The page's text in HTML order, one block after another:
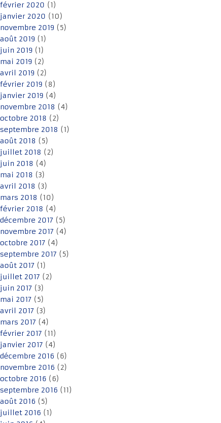
février 2020 (1)
janvier 2020 (10)
novembre 2019 (5)
août 2019 (1)
juin 2019 (1)
mai 2019 (2)
avril 2019 (2)
février 2019 (8)
janvier 2019 (4)
novembre 2018 (4)
octobre 2018 (2)
septembre 2018 (1)
août 2018 (5)
juillet 2018 (2)
juin 2018 (4)
mai 2018 (3)
avril 2018 (3)
mars 2018 (10)
février 2018 (4)
décembre 2017 (5)
novembre 2017 (4)
octobre 2017 (4)
septembre 2017 (5)
août 2017 (1)
juillet 2017 (2)
juin 2017 (3)
mai 2017 (5)
avril 2017 (3)
mars 2017 (4)
février 2017 (11)
janvier 2017 (4)
décembre 2016 (6)
novembre 2016 (2)
octobre 2016 (6)
septembre 2016 (11)
août 2016 (5)
juillet 2016 (1)